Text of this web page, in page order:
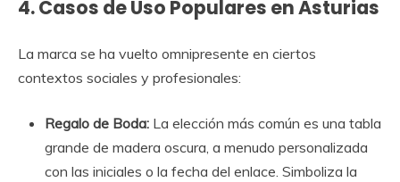
4. Casos de Uso Populares en Asturias
La marca se ha vuelto omnipresente en ciertos
contextos sociales y profesionales:
Regalo de Boda: La elección más común es una tabla
grande de madera oscura, a menudo personalizada
con las iniciales o la fecha del enlace. Simboliza la